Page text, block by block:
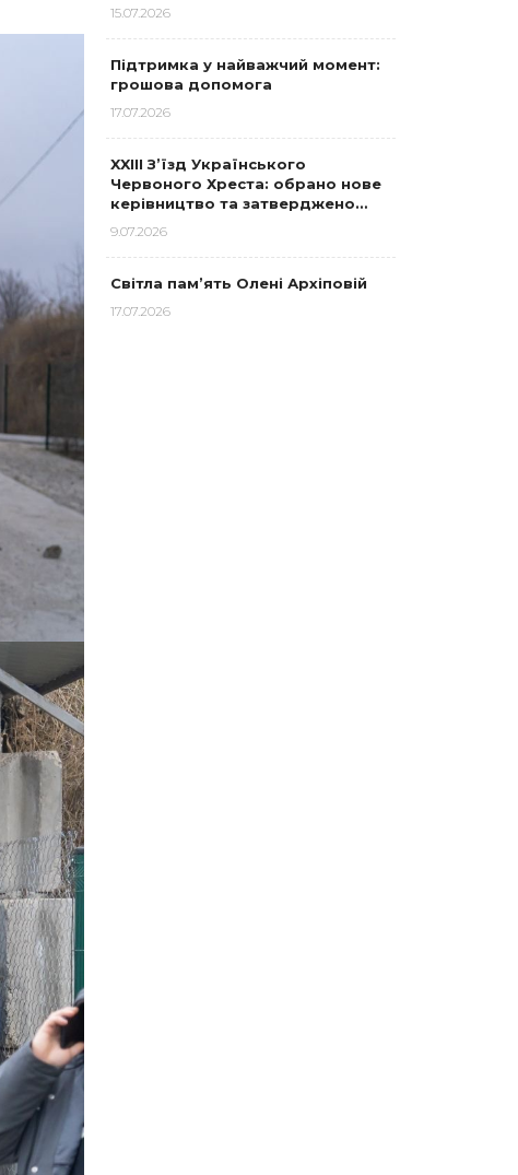
15.07.2026
Підтримка у найважчий момент:
грошова допомога
17.07.2026
XXIII З’їзд Українського
Червоного Хреста: обрано нове
керівництво та затверджено…
9.07.2026
Світла пам’ять Олені Архіповій
17.07.2026